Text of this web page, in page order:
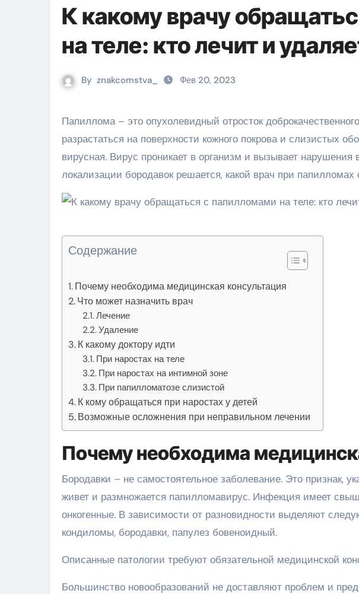
К какому врачу
на теле: кто лечит и
By znakcomstva_ Фев 20, 2023
Папиллома – это опухолевидный отросток доброкачественного характера, подобные образования могут
разрастаться на поверхности кожного покрова и слизистых
вирусная. Вирус проникает в организм и вызывает нарушения
локализации бородавок решается, какой врач при
Содержание
Почему необходима медицинская консультация
Что может назначить врач
Лечение
Удаление
К какому доктору идти
При наростах на теле
При наростах на интимной зоне
При папилломатозе слизистой
К кому обращаться при наростах у детей
Возможные осложнения при неправильном лечении
Почему необходима
Бородавки – не самостоятельное заболевание. Это признак,
живет и размножается папилломавирус. Инфекция имеет
онкогенные. В зависимости от разновидности выделяют
кондиломы, бородавки, папулез бовеноидный.
Описанные патологии требуют обязательной медицинской
Большинство новообразований не доставляют проблем и